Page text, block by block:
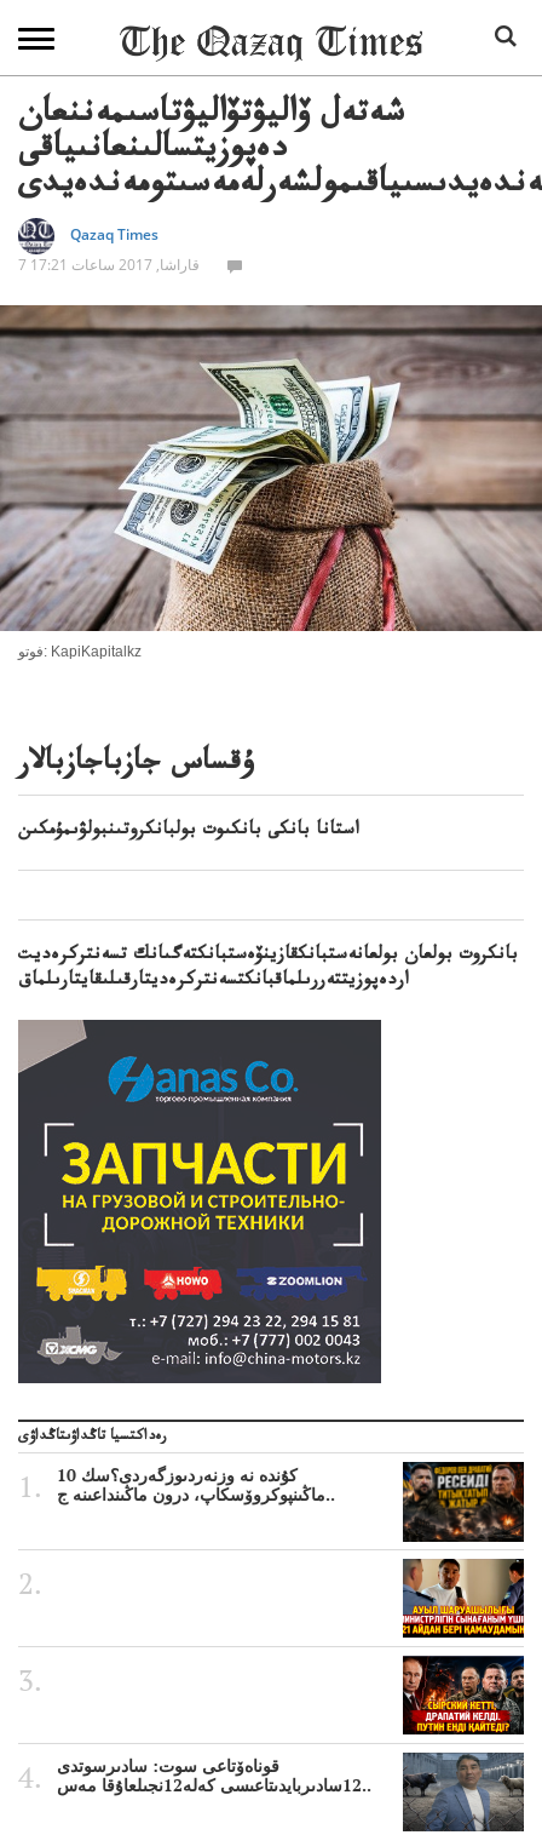
شەتەل ۆاليۋتۆاليۋتاسىمەننعان
دەپوزيتسالىنعانىياقى
Qazaq Times
7 قاراشا, 2017 ساعات 17:21
فوتو: KapiKapitalkz
ۇقساس جازباجازبالار
استانا بانكى بانكىوت بولبانكروتىنبولۋىمۇمكىن
بانكروت بولعان بولعانەستبانكقازينۆەستبانكتەگىانك تسەنتركرەديت
اردەپوزيتتەررىلماقبانكتسەنتركرەديتارقىلىقايتارىلماق
رەداكتسيا تاڭداۋىتاڭداۋى
10 كۇندە نە وزنەردىوزگەردى؟سك
ماڭىنپوكروۆسكاپ، درون ماڭىنداعىنە ج..
قوناەۆتاعى سوت: سادىرسوتدى
12سادىربايدىتاعىسى كەلە12نجىلعاۇقا مەس..